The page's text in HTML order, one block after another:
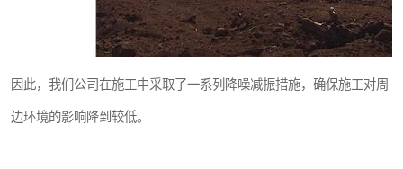
因此，我们公司在施工中采取了一系列降噪减振措施，确保施工对周
边环境的影响降到较低。